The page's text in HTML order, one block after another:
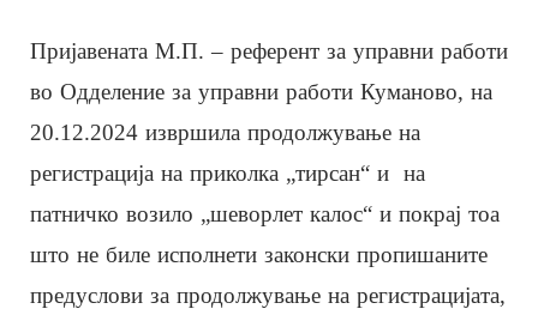
Пријавената М.П. – референт за управни работи
во Одделение за управни работи Куманово, на
20.12.2024 извршила продолжување на
регистрација на приколка „тирсан“ и на
патничко возило „шеворлет калос“ и покрај тоа
што не биле исполнети законски пропишаните
предуслови за продолжување на регистрацијата,